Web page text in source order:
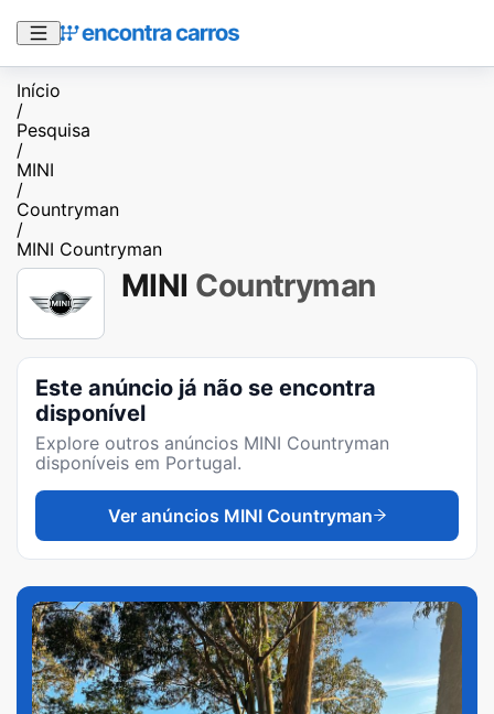
Início
/
Pesquisa
/
MINI
/
Countryman
/
MINI Countryman
MINI Countryman
Este anúncio já não se encontra
disponível
Explore outros anúncios MINI Countryman
disponíveis em Portugal.
Ver anúncios MINI Countryman